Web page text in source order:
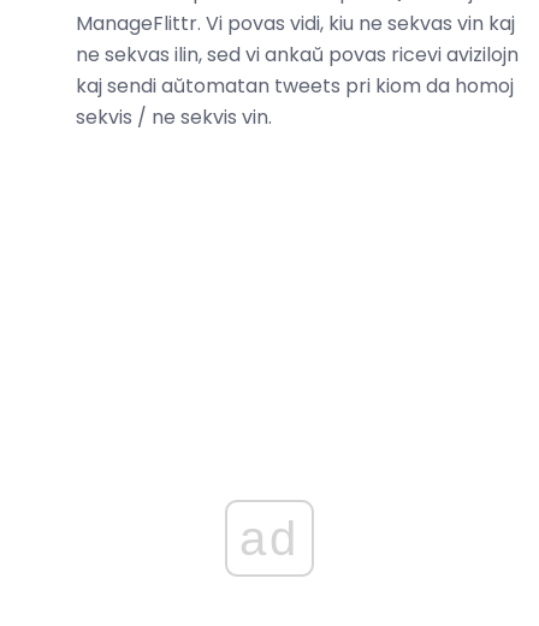
ManageFlittr. Vi povas vidi, kiu ne sekvas vin kaj
ne sekvas ilin, sed vi ankaŭ povas ricevi avizilojn
kaj sendi aŭtomatan tweets pri kiom da homoj
sekvis / ne sekvis vin.
ad